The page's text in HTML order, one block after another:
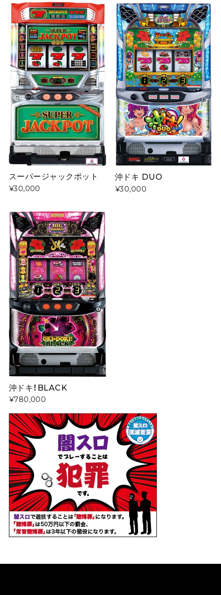
スーパージャックポット
¥30,000
沖ドキ DUO
¥30,000
沖ドキ！BLACK
¥780,000